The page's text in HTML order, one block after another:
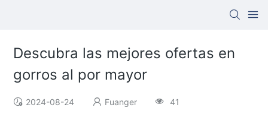
Descubra las mejores ofertas en
gorros al por mayor
2024-08-24 Fuanger 41